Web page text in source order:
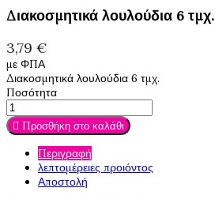
Διακοσμητικά λουλούδια 6 τμχ.
3,79 €
με ΦΠΑ
Διακοσμητικά λουλούδια 6 τμχ.
Ποσότητα
 Προσθήκη στο καλάθι
Περιγραφή
λεπτομέρειες προιόντος
Αποστολή